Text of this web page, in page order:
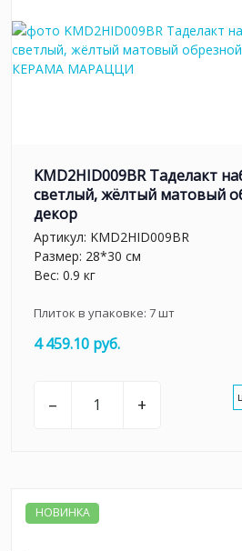
KMD2HID009BR Таделакт
светлый, жёлтый матовый
декор
Артикул: KMD2HID009BR
Размер: 28*30 см
Вес: 0.9 кг
Плиток в упаковке: 7шт
4 459.10 руб.
– +
НОВИНКА